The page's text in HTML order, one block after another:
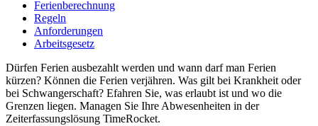
Ferienberechnung
Regeln
Anforderungen
Arbeitsgesetz
Dürfen Ferien ausbezahlt werden und wann darf man Ferien
kürzen? Können die Ferien verjähren. Was gilt bei Krankheit oder
bei Schwangerschaft? Efahren Sie, was erlaubt ist und wo die
Grenzen liegen. Managen Sie Ihre Abwesenheiten in der
Zeiterfassungslösung TimeRocket.